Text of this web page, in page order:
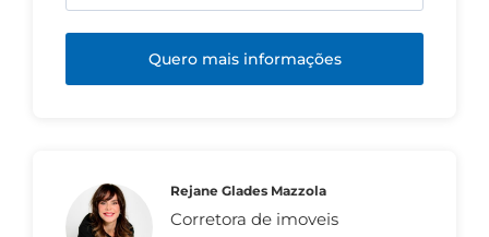
Quero mais informações
Rejane Glades Mazzola
Corretora de imoveis